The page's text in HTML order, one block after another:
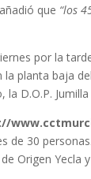
que “los
por la
la planta baja
D.O.P.
de 30
Origen Yecla